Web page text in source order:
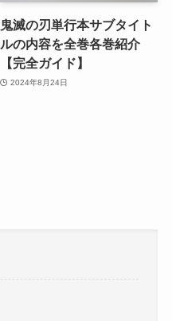
鬼滅の刃単行本サブタイト
ルの内容を全巻各巻紹介
【完全ガイド】
2024年8月24日